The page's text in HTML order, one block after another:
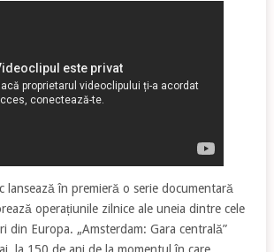
lansează în premieră o serie documentară
operațiunile zilnice ale uneia dintre cele
din Europa. „Amsterdam: Gara centrală”